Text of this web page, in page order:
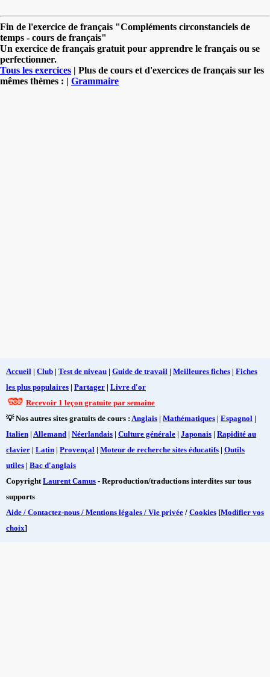
Fin de l'exercice de français "Compléments circonstanciels de
temps - cours de français"
Un exercice de français gratuit pour apprendre le français ou se
perfectionner.
Tous les exercices | Plus de cours et d'exercices de français sur les
mêmes thèmes : | Grammaire
Accueil | Club | Test de niveau | Guide de travail | Meilleures fiches | Fiches
les plus populaires | Partager | Livre d'or
Recevoir 1 leçon gratuite par semaine
💡 Nos autres sites gratuits de cours : Anglais | Mathématiques | Espagnol |
Italien | Allemand | Néerlandais | Culture générale | Japonais | Rapidité au
clavier | Latin | Provençal | Moteur de recherche sites éducatifs | Outils
utiles | Bac d'anglais
Copyright Laurent Camus - Reproduction/traductions interdites sur tous
supports
Aide / Contactez-nous / Mentions légales / Vie privée / Cookies [Modifier vos
choix]